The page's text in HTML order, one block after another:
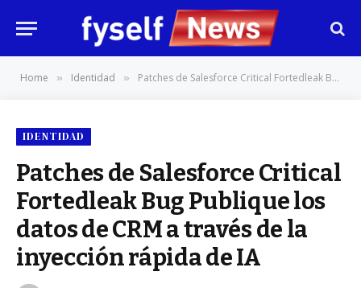
Home » Identidad » Patches de Salesforce Critical Fortedleak Bug Publique los datos de CRM a través de la inyección rápida de IA
IDENTIDAD
Patches de Salesforce Critical
Fortedleak Bug Publique los
datos de CRM a través de la
inyección rápida de IA